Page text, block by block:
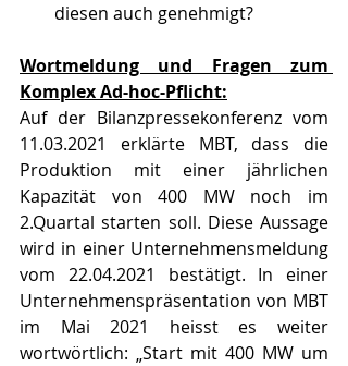
diesen auch genehmigt?
Wortmeldung und Fragen zum
Komplex Ad-hoc-Pflicht:
Auf der Bilanzpressekonferenz vom
11.03.2021 erklärte MBT, dass die
Produktion mit einer jährlichen
Kapazität von 400 MW noch im
2.Quartal starten soll. Diese Aussage
wird in einer Unternehmensmeldung
vom 22.04.2021 bestätigt. In einer
Unternehmenspräsentation von MBT
im Mai 2021 heisst es weiter
wortwörtlich: „Start mit 400 MW um